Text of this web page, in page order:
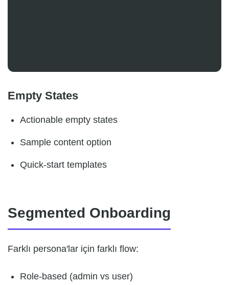
Empty States
Actionable empty states
Sample content option
Quick-start templates
Segmented Onboarding
Farklı persona'lar için farklı flow:
Role-based (admin vs user)